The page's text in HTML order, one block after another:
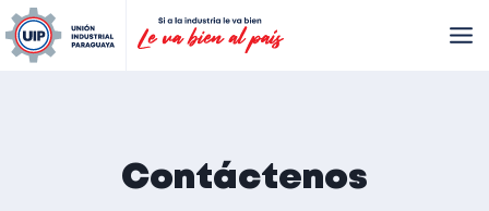
Contáctenos